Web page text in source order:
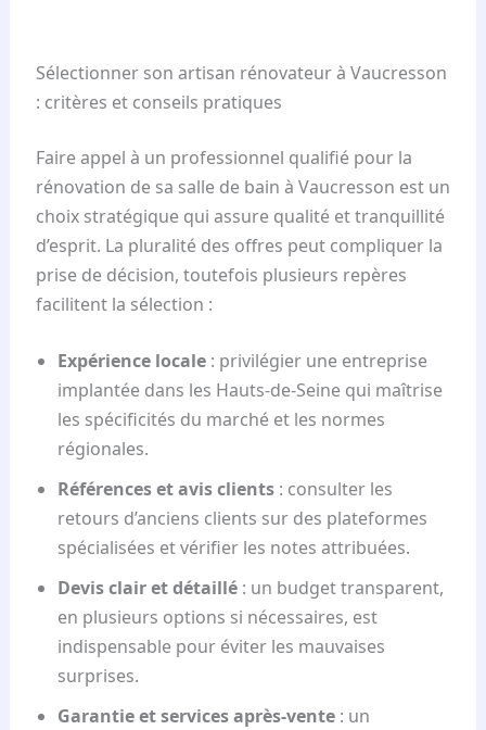
Sélectionner son artisan rénovateur à Vaucresson
: critères et conseils pratiques
Faire appel à un professionnel qualifié pour la
rénovation de sa salle de bain à Vaucresson est un
choix stratégique qui assure qualité et tranquillité
d’esprit. La pluralité des offres peut compliquer la
prise de décision, toutefois plusieurs repères
facilitent la sélection :
Expérience locale: privilégier une entreprise
implantée dans les Hauts-de-Seine qui maîtrise
les spécificités du marché et les normes
régionales.
Références et avis clients: consulter les
retours d’anciens clients sur des plateformes
spécialisées et vérifier les notes attribuées.
Devis clair et détaillé: un budget transparent,
en plusieurs options si nécessaires, est
indispensable pour éviter les mauvaises
surprises.
Garantie et services après-vente: un